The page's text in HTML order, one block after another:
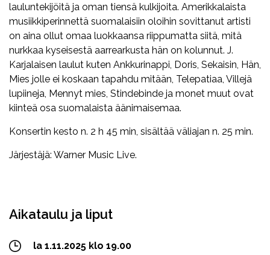
lauluntekijöitä ja oman tiensä kulkijoita. Amerikkalaista
musiikkiperinnettä suomalaisiin oloihin sovittanut artisti
on aina ollut omaa luokkaansa riippumatta siitä, mitä
nurkkaa kyseisestä aarrearkusta hän on kolunnut. J.
Karjalaisen laulut kuten Ankkurinappi, Doris, Sekaisin, Hän,
Mies jolle ei koskaan tapahdu mitään, Telepatiaa, Villejä
lupiineja, Mennyt mies, Stindebinde ja monet muut ovat
kiinteä osa suomalaista äänimaisemaa.
Konsertin kesto n. 2 h 45 min, sisältää väliajan n. 25 min.
Järjestäjä: Warner Music Live.
Aikataulu ja liput
la 1.11.2025 klo 19.00